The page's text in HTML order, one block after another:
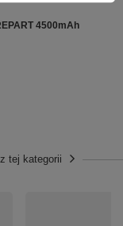
4500mAh
tej kategorii